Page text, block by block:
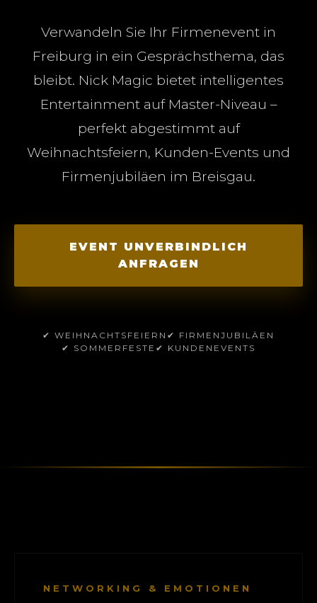
Verwandeln Sie Ihr Firmenevent in
Freiburg in ein Gesprächsthema, das
bleibt. Nick Magic bietet intelligentes
Entertainment auf Master-Niveau –
perfekt abgestimmt auf
Weihnachtsfeiern, Kunden-Events und
Firmenjubiläen im Breisgau.
EVENT UNVERBINDLICH
ANFRAGEN
✔ WEIHNACHTSFEIERN ✔ FIRMENJUBILÄEN
✔ SOMMERFESTE ✔ KUNDENEVENTS
NETWORKING & EMOTIONEN